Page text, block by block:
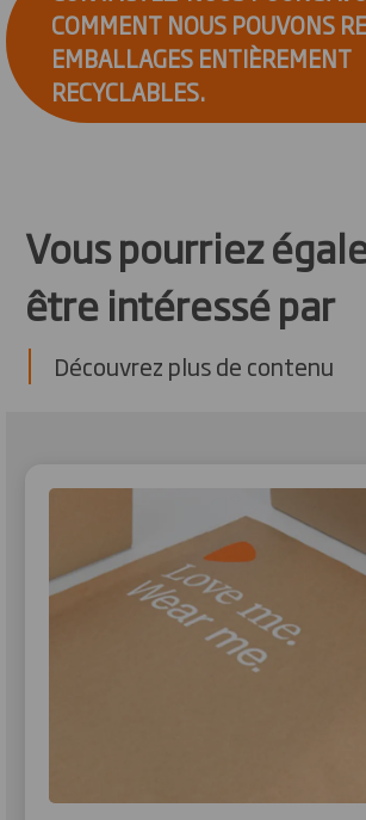
COMMENT NOUS POUVONS
EMBALLAGES ENTIÈREMENT
RECYCLABLES.
Vous pourriez
être intéressé par
Découvrez plus de contenu